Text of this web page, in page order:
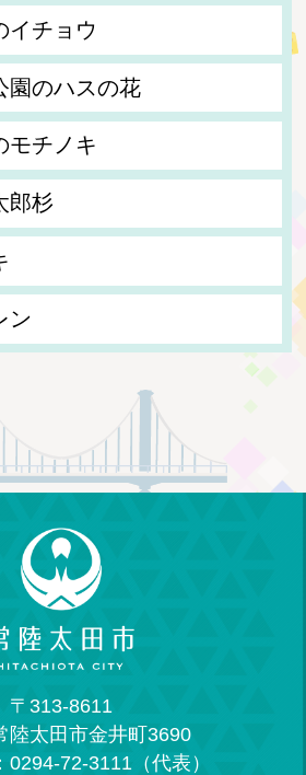
イチョウ
園のハスの花
モチノキ
郎杉
ン
〒313-8611
陸太田市金井町3690
0294-72-3111（代表）